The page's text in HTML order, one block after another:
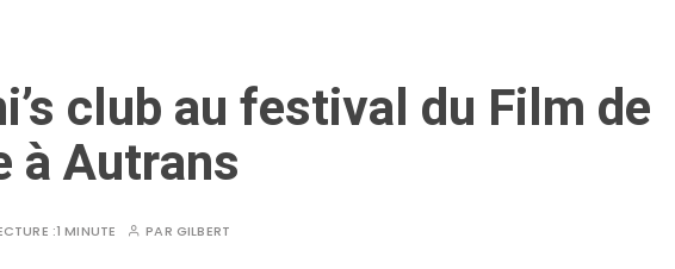
club au festival du Film de
à Autrans
:1 MINUTE PAR GILBERT